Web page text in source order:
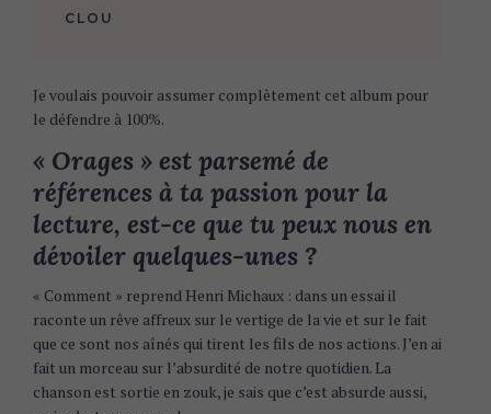
CLOU
Je voulais pouvoir assumer complètement cet album pour
le défendre à 100%.
« Orages » est parsemé de
références à ta passion pour la
lecture, est-ce que tu peux nous en
dévoiler quelques-unes ?
« Comment » reprend Henri Michaux : dans un essai il
raconte un rêve affreux sur le vertige de la vie et sur le fait
que ce sont nos aînés qui tirent les fils de nos actions. J’en ai
fait un morceau sur l’absurdité de notre quotidien. La
chanson est sortie en zouk, je sais que c’est absurde aussi,